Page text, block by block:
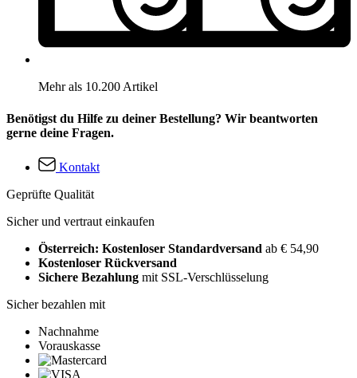
Mehr als 10.200 Artikel
Benötigst du Hilfe zu deiner Bestellung? Wir beantworten
gerne deine Fragen.
Kontakt
Geprüfte Qualität
Sicher und vertraut einkaufen
Österreich: Kostenloser Standardversand ab € 54,90
Kostenloser Rückversand
Sichere Bezahlung mit SSL-Verschlüsselung
Sicher bezahlen mit
Nachnahme
Vorauskasse